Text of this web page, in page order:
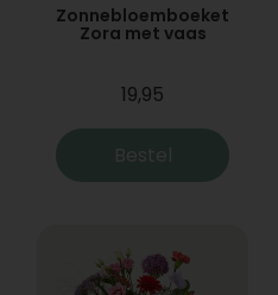
Zonnebloemboeket
Zora met vaas
19,95
Bestel